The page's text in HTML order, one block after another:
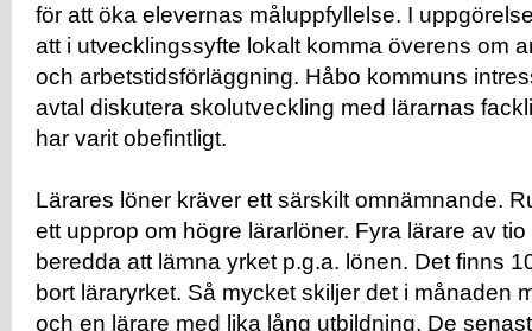
för att öka elevernas måluppfyllelse. I
att i utvecklingssyfte lokalt komma överens om
och arbetstidsförläggning. Håbo kommuns
avtal diskutera skolutveckling med lärarnas
har varit obefintligt.
Lärares löner kräver ett särskilt omnämnande.
ett upprop om högre lärarlöner. Fyra lärare av
beredda att lämna yrket p.g.a. lönen. Det finns
bort läraryrket. Så mycket skiljer det i månaden
och en lärare med lika lång utbildning. De